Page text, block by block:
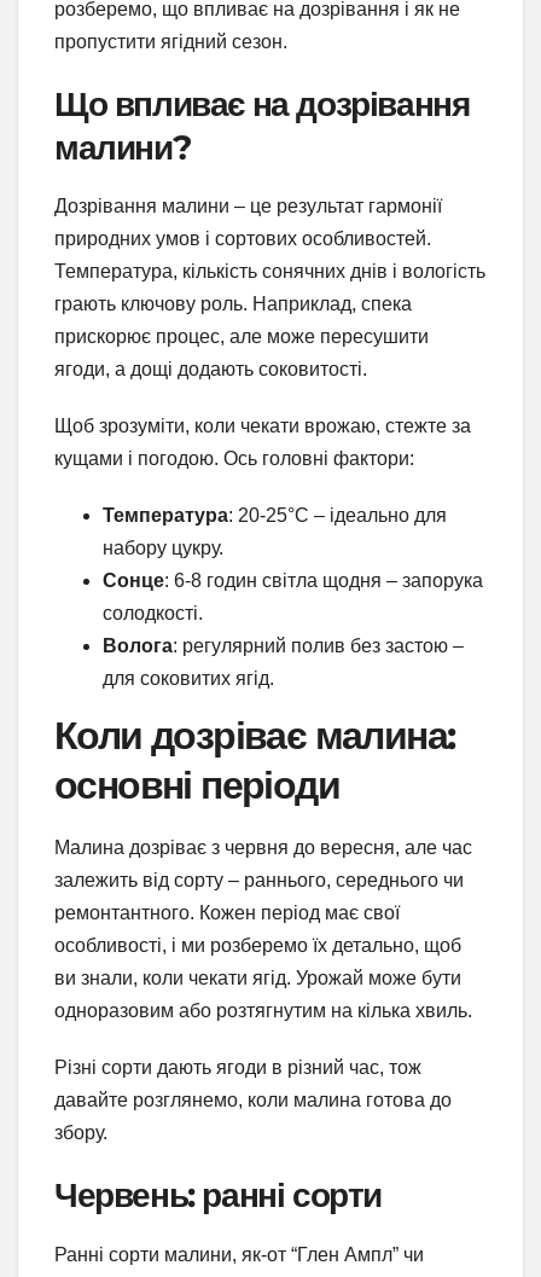
розберемо, що впливає на дозрівання і як не
пропустити ягідний сезон.
Що впливає на дозрівання
малини?
Дозрівання малини – це результат гармонії
природних умов і сортових особливостей.
Температура, кількість сонячних днів і вологість
грають ключову роль. Наприклад, спека
прискорює процес, але може пересушити
ягоди, а дощі додають соковитості.
Щоб зрозуміти, коли чекати врожаю, стежте за
кущами і погодою. Ось головні фактори:
Температура: 20-25°C – ідеально для
набору цукру.
Сонце: 6-8 годин світла щодня – запорука
солодкості.
Волога: регулярний полив без застою –
для соковитих ягід.
Коли дозріває малина:
основні періоди
Малина дозріває з червня до вересня, але час
залежить від сорту – раннього, середнього чи
ремонтантного. Кожен період має свої
особливості, і ми розберемо їх детально, щоб
ви знали, коли чекати ягід. Урожай може бути
одноразовим або розтягнутим на кілька хвиль.
Різні сорти дають ягоди в різний час, тож
давайте розглянемо, коли малина готова до
збору.
Червень: ранні сорти
Ранні сорти малини, як-от “Глен Ампл” чи